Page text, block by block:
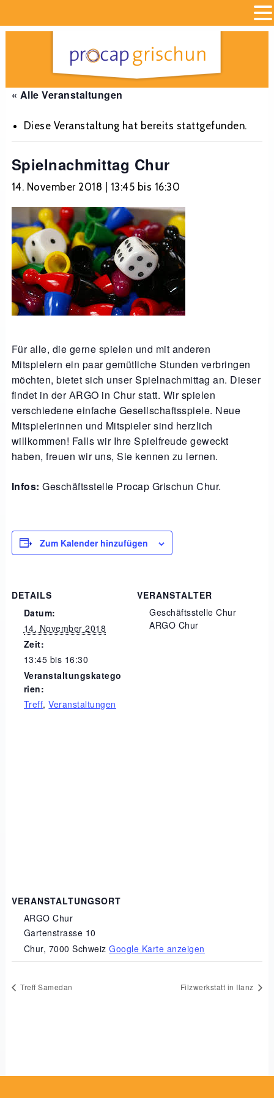
« Alle Veranstaltungen
Diese Veranstaltung hat bereits stattgefunden.
Spielnachmittag Chur
14. November 2018 | 13:45 bis 16:30
Für alle, die gerne spielen und mit anderen
Mitspielern ein paar gemütliche Stunden verbringen
möchten, bietet sich unser Spielnachmittag an. Dieser
findet in der ARGO in Chur statt. Wir spielen
verschiedene einfache Gesellschaftsspiele. Neue
Mitspielerinnen und Mitspieler sind herzlich
willkommen! Falls wir Ihre Spielfreude geweckt
haben, freuen wir uns, Sie kennen zu lernen.
Infos: Geschäftsstelle Procap Grischun Chur.
Zum Kalender hinzufügen
DETAILS
Datum:
14. November 2018
Zeit:
13:45 bis 16:30
Veranstaltungskatego
rien:
Treff,Veranstaltungen
VERANSTALTER
Geschäftsstelle Chur
ARGO Chur
VERANSTALTUNGSORT
ARGO Chur
Gartenstrasse 10
Chur, 7000 Schweiz Google Karte anzeigen
Treff Samedan Filzwerkstatt in Ilanz